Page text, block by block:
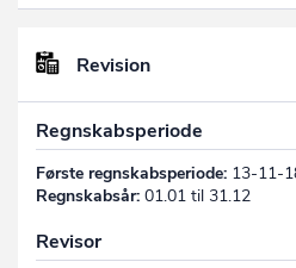
Revision
Regnskabsperiode
Første regnskabsperiode: 13-11-
Regnskabsår: 01.01 til 31.12
Revisor